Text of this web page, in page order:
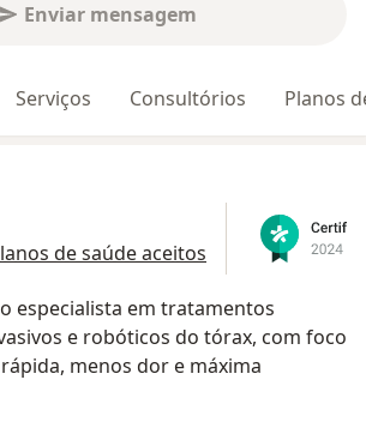
Enviar mensagem
Serviços Consultórios Planos
de saúde aceitos
especialista em tratamentos
e robóticos do tórax, com foco
menos dor e máxima